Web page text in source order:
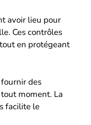
avoir lieu pour
Ces contrôles
en protégeant
des
moment. La
facilite le